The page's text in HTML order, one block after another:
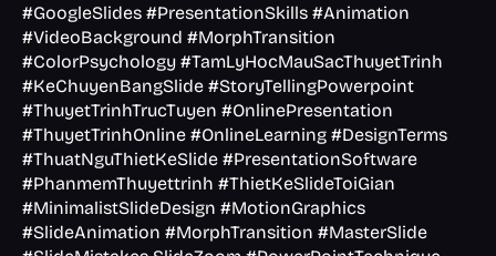
#GoogleSlides #PresentationSkills #Animation
#VideoBackground #MorphTransition
#ColorPsychology #TamLyHocMauSacThuyetTrinh
#KeChuyenBangSlide #StoryTellingPowerpoint
#ThuyetTrinhTrucTuyen #OnlinePresentation
#ThuyetTrinhOnline #OnlineLearning #DesignTerms
#ThuatNguThietKeSlide #PresentationSoftware
#PhanmemThuyettrinh #ThietKeSlideToiGian
#MinimalistSlideDesign #MotionGraphics
#SlideAnimation #MorphTransition #MasterSlide